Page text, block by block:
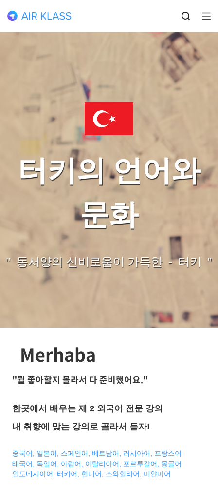
터키의 언어와
문화
" 동서양의 신비로움이 가득한 - 터키 "
Merhaba
"뭘 좋아할지 몰라서 다 준비했어요."
한곳에서 배우는 제 2 외국어 전문 강의
내 취향에 맞는 강의로 골라서 듣자!
중국어, 일본어, 스페인어, 베트남어, 러시아어,
프랑스어
태국어, 독일어, 아랍어, 이탈리아어, 포르투갈어,
몽골어
인도네시아어,
터키어, 힌디어, 스와힐리어, 미얀마어